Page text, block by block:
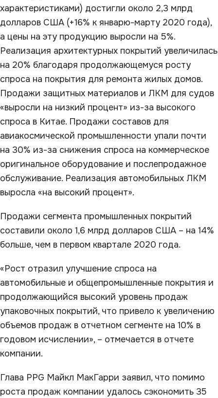
характеристиками) достигли около 2,3 млрд
долларов США (+16% к январю-марту 2020 года),
а цены на эту продукцию выросли на 5%.
Реализация архитектурных покрытий увеличилась
на 20% благодаря продолжающемуся росту
спроса на покрытия для ремонта жилых домов.
Продажи защитных материалов и ЛКМ для судов
«выросли на низкий процент» из-за высокого
спроса в Китае. Продажи составов для
авиакосмической промышленности упали почти
на 30% из-за снижения спроса на коммерческое
оригинальное оборудование и послепродажное
обслуживание. Реализация автомобильных ЛКМ
выросла «на высокий процент».
Продажи сегмента промышленных покрытий
составили около 1,6 млрд долларов США – на 14%
больше, чем в первом квартале 2020 года.
«Рост отразил улучшение спроса на
автомобильные и общепромышленные покрытия и
продолжающийся высокий уровень продаж
упаковочных покрытий, что привело к увеличению
объемов продаж в отчетном сегменте на 10% в
годовом исчислении», – отмечается в отчете
компании.
Глава PPG Майкл МакГарри заявил, что помимо
роста продаж компании удалось сэкономить 35